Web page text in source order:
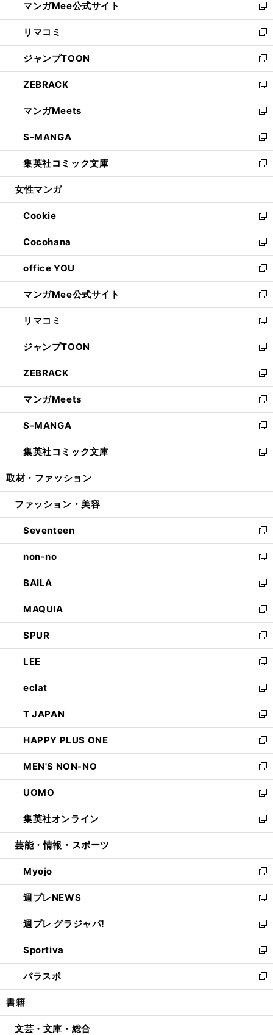
く
ド
ウ
で
開
く
ィ
ン
ド
ウ
で
開
く
い
ウ
ィ
ン
ド
ウ
で
開
く
マンガMee公式サイト
新
し
い
ウ
ィ
ン
ド
ウ
で
開
く
リマコミ
新
し
い
ウ
ィ
ン
ド
ウ
で
開
く
ジャンプTOON
新
し
い
ウ
ィ
ン
ド
ウ
で
開
ZEBRACK
新
し
い
ウ
ィ
ン
ド
ウ
開
く
マンガMeets
新
し
い
ウ
ィ
ン
ウ
で
開
く
S-MANGA
新
し
い
ウ
ン
ド
ウ
で
開
く
集英社コミック文庫
新
し
ウ
ィ
ン
ド
ウ
で
開
く
女性マンガ
Cookie
新
し
い
ウ
ィ
ン
ド
ウ
で
開
く
Cocohana
新
し
い
ウ
ィ
ン
ド
ウ
で
開
く
office YOU
新
し
い
ウ
ィ
ン
ド
ウ
で
開
く
マンガMee公式サイト
新
し
い
ウ
ィ
ン
ド
ウ
で
開
く
リマコミ
新
し
い
ウ
ィ
ン
ド
ウ
で
開
く
ジャンプTOON
新
し
い
ウ
ィ
ン
ド
ウ
で
開
ZEBRACK
新
し
い
ウ
ィ
ン
ド
ウ
開
マンガMeets
新
し
い
ウ
ィ
ン
ウ
開
く
S-MANGA
新
し
い
ウ
ン
ウ
で
開
く
集英社コミック文庫
新
し
ウ
ン
ド
ウ
で
開
く
取材・ファッション
ファッション・美容
Seventeen
新
し
い
ウ
ィ
ン
ド
ウ
で
開
く
non-no
新
し
い
ウ
ィ
ン
ド
ウ
で
開
く
BAILA
新
し
い
ウ
ィ
ン
ド
ウ
で
開
く
MAQUIA
新
し
い
ウ
ィ
ン
ド
ウ
で
開
く
SPUR
新
し
い
ウ
ィ
ン
ド
ウ
で
開
く
LEE
新
し
い
ウ
ィ
ン
ド
ウ
で
開
く
eclat
新
し
い
ウ
ィ
ン
ド
ウ
で
開
く
T JAPAN
新
し
い
ウ
ィ
ン
ド
ウ
で
開
HAPPY PLUS ONE
新
し
い
ウ
ィ
ン
ド
ウ
開
く
MEN'S NON-NO
新
し
い
ウ
ィ
ン
ウ
で
開
く
UOMO
新
し
い
ウ
ン
ド
ウ
で
開
く
集英社オンライン
新
し
ウ
ィ
ン
ド
ウ
で
開
く
芸能・情報・スポーツ
Myojo
新
し
い
ウ
ィ
ン
ド
ウ
で
開
週プレNEWS
新
し
い
ウ
ィ
ン
ド
ウ
開
週プレ グラジャパ!
新
し
い
ウ
ィ
ン
ウ
Sportiva
新
し
い
ウ
ン
パラスポ
新
し
ウ
書籍
文芸・文庫・総合